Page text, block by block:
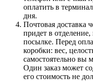
оплатить в
дня.
Почтовая доставка
придет в
посылке. Перед
коробки: вес,
самостоятельно вы
Один заказ может
его стоимость не